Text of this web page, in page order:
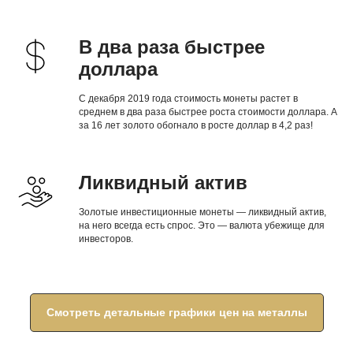
В два раза быстрее
доллара
С декабря 2019 года стоимость монеты растет в
среднем в два раза быстрее роста стоимости доллара. А
за 16 лет золото обогнало в росте доллар в 4,2 раз!
Ликвидный актив
Золотые инвестиционные монеты — ликвидный актив,
на него всегда есть спрос. Это — валюта убежище для
инвесторов.
Смотреть детальные графики цен на металлы